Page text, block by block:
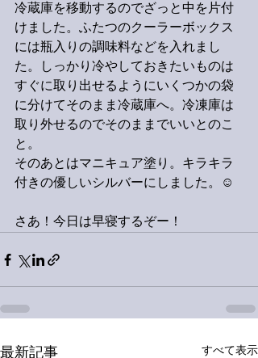
冷蔵庫を移動するのでざっと中を片付
けました。ふたつのクーラーボックス
には瓶入りの調味料などを入れまし
た。しっかり冷やしておきたいものは
すぐに取り出せるようにいくつかの袋
に分けてそのまま冷蔵庫へ。冷凍庫は
取り外せるのでそのままでいいとのこ
と。
そのあとはマニキュア塗り。キラキラ
付きの優しいシルバーにしました。☺️
さあ！今日は早寝するぞー！
最新記事 すべて表示